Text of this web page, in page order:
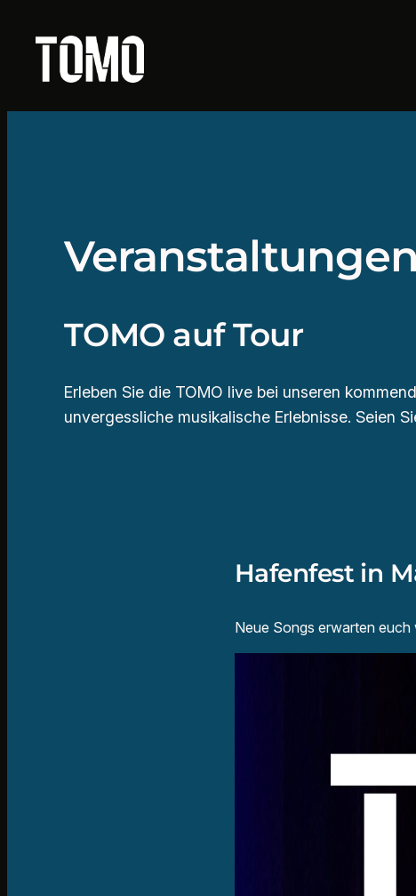
Inhalt
springen
TOMO auf Tour
Erleben Sie die TOMO live bei unseren
unvergessliche musikalische Erlebnisse. Seien
Hafenfest in
Neue Songs erwarten euch